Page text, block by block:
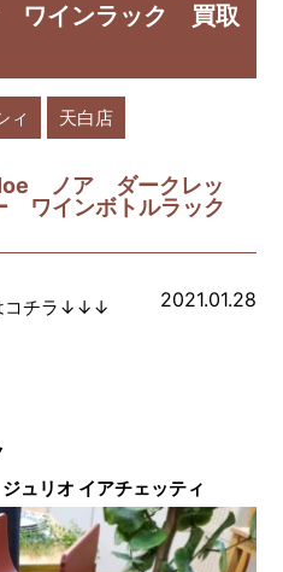
ワインラック 買取
ィ 天白店
ノア ダークレッ
ワインボトルラック
2021.01.28
コチラ↓↓↓
リオ イアチェッティ